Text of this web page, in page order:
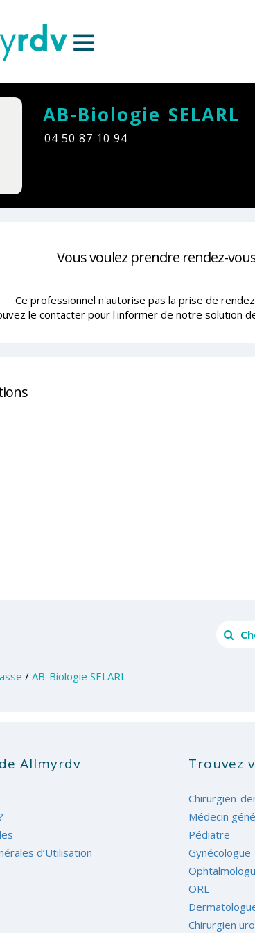
AB-Biologie SELARL
04 50 87 10 94
Vous voulez prendre rendez-
Ce professionnel n'autorise pas la prise de
le contacter pour l'informer de notre solution
/ AB-Biologie SELARL
Allmyrdv
d’Utilisation
Trouvez
Chirurgien-
Médecin
Pédiatre
Gynécologue
ORL
Chirurgien